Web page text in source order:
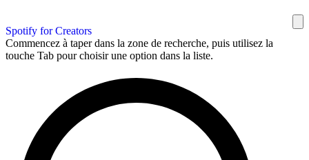
Spotify for Creators
Commencez à taper dans la zone de recherche, puis utilisez la
touche Tab pour choisir une option dans la liste.